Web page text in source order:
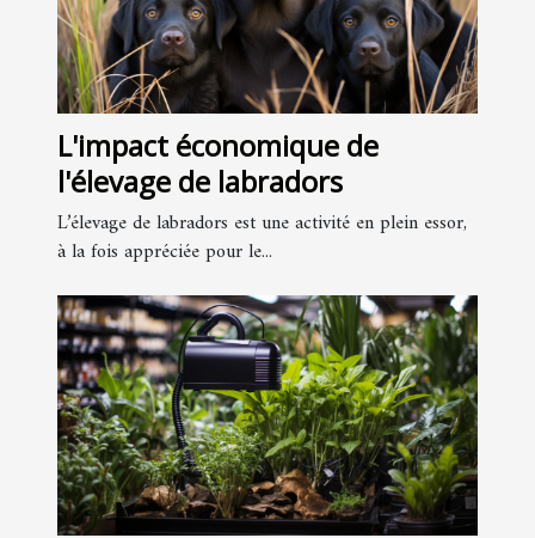
L'impact économique de
l'élevage de labradors
L’élevage de labradors est une activité en plein essor,
à la fois appréciée pour le...